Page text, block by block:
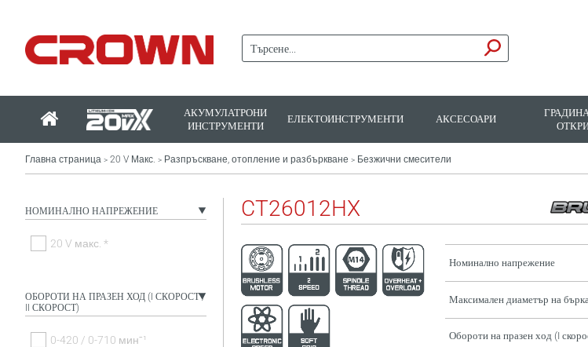
АКУМУЛАТРОНИ
ИНСТРУМЕНТИ
ЕЛЕКТОИНСТРУМЕНТИ АКСЕСОАРИ
Главна страница > 20 V Макс. > Разпръскване, отопление и разбъркване > Безжични смесители
НОМИНАЛНО НАПРЕЖЕНИЕ
20 V макс. *
ОБОРОТИ НА ПРАЗЕН ХОД (I СКОРОСТ /
II СКОРОСТ)
0-420 / 0-710 минˉ¹
CT26012HX
Номинално напрежение
Максимален диаметър на
Обороти на празен ход (I